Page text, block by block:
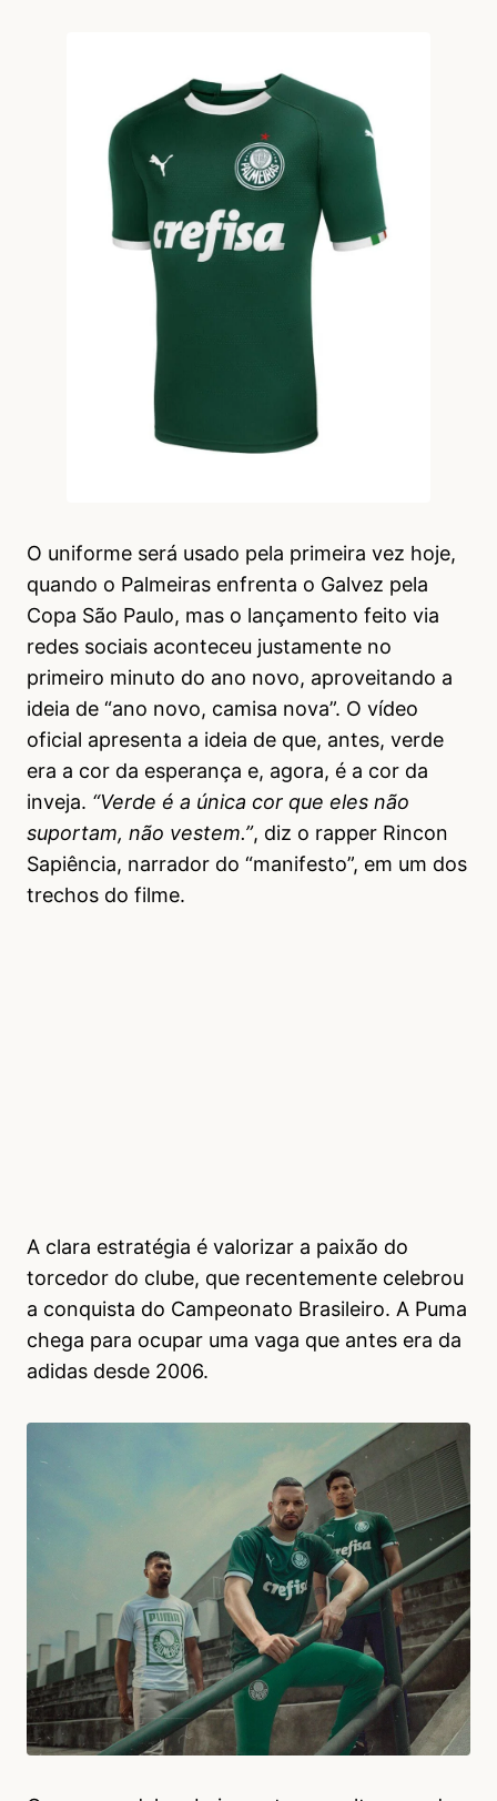
O uniforme será usado pela primeira vez hoje,
quando o Palmeiras enfrenta o Galvez pela
Copa São Paulo, mas o lançamento feito via
redes sociais aconteceu justamente no
primeiro minuto do ano novo, aproveitando a
ideia de “ano novo, camisa nova”. O vídeo
oficial apresenta a ideia de que, antes, verde
era a cor da esperança e, agora, é a cor da
inveja. “Verde é a única cor que eles não
suportam, não vestem.”, diz o rapper Rincon
Sapiência, narrador do “manifesto”, em um dos
trechos do filme.
A clara estratégia é valorizar a paixão do
torcedor do clube, que recentemente celebrou
a conquista do Campeonato Brasileiro. A Puma
chega para ocupar uma vaga que antes era da
adidas desde 2006.